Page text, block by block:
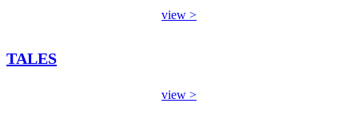
view >
TALES
view >